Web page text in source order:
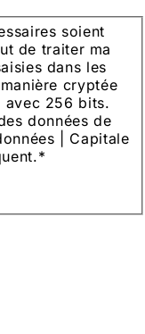
soient
de traiter ma
dans les
cryptée
avec 256 bits.
données de
| Capitale
*